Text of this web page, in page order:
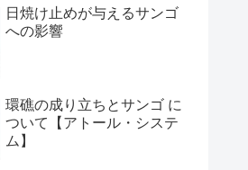
日焼け止めが与えるサンゴ
への影響
環礁の成り立ちとサンゴ に
ついて【アトール・システ
ム】